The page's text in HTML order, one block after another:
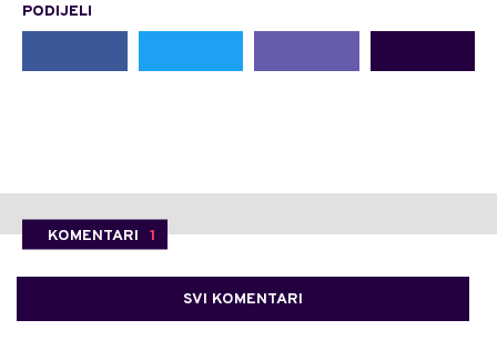
PODIJELI
KOMENTARI 1
SVI KOMENTARI